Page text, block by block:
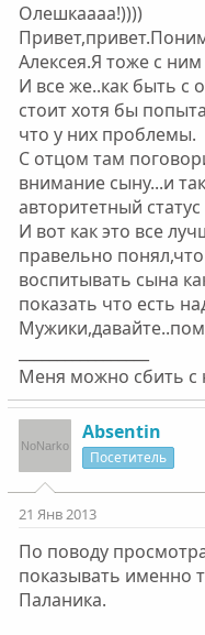
Олешкаааа!))))
Алексея.Я тоже с
И все же..как быть с
стоит хотя бы
что у них проблемы.
С отцом там
внимание сыну...и
авторитетный
И вот как это все
правельно
воспитывать сына
показать что есть
Меня можно сбить с
Absentin
Посетитель
21 Янв 2013
По поводу
показывать именно
Паланика.